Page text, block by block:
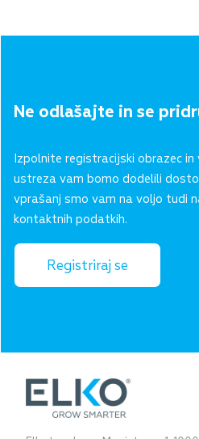
Ne odlašajte in se
Izpolnite registracijski obrazec
ustreza vam bomo dodelili
vprašanj smo vam na voljo tudi
kontaktnih podatkih.
Registriraj se